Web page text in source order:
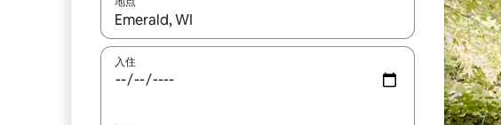
如有搜索结果，请使用上下方向键查看，或通过点击或滑动手势浏览。
入住